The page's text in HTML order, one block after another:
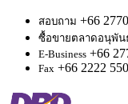
สอบถาม +66
ซื้อขายตลาดอนุพัน
E-Business +66
Fax +66 2222